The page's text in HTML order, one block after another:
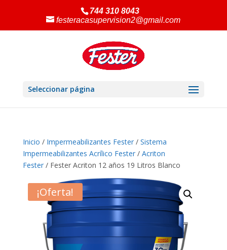
744 310 8043
festeracasupervision2@gmail.com
Seleccionar página
Inicio / Impermeabilizantes Fester/ Sistema
Impermeabilizantes Acrílico Fester/ Acriton
Fester/ Fester Acriton 12 años 19 Litros Blanco
¡Oferta!